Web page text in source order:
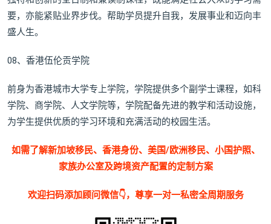
要，亦能紧贴业界步伐。帮助学员提升自我，发展事业和迈向丰
盛人生。
08、香港伍伦贡学院
前身为香港城市大学专上学院，学院提供多个副学士课程，如科
学院、商学院、人文学院等，学院配备先进的教学和活动设施，
为学生提供优质的学习环境和充满活动的校园生活。
如需了解新加坡移民、香港身份、美国/欧洲移民、小国护照、
家族办公室及跨境资产配置的定制方案
欢迎扫码添加顾问微信👇，尊享一对一私密全周期服务